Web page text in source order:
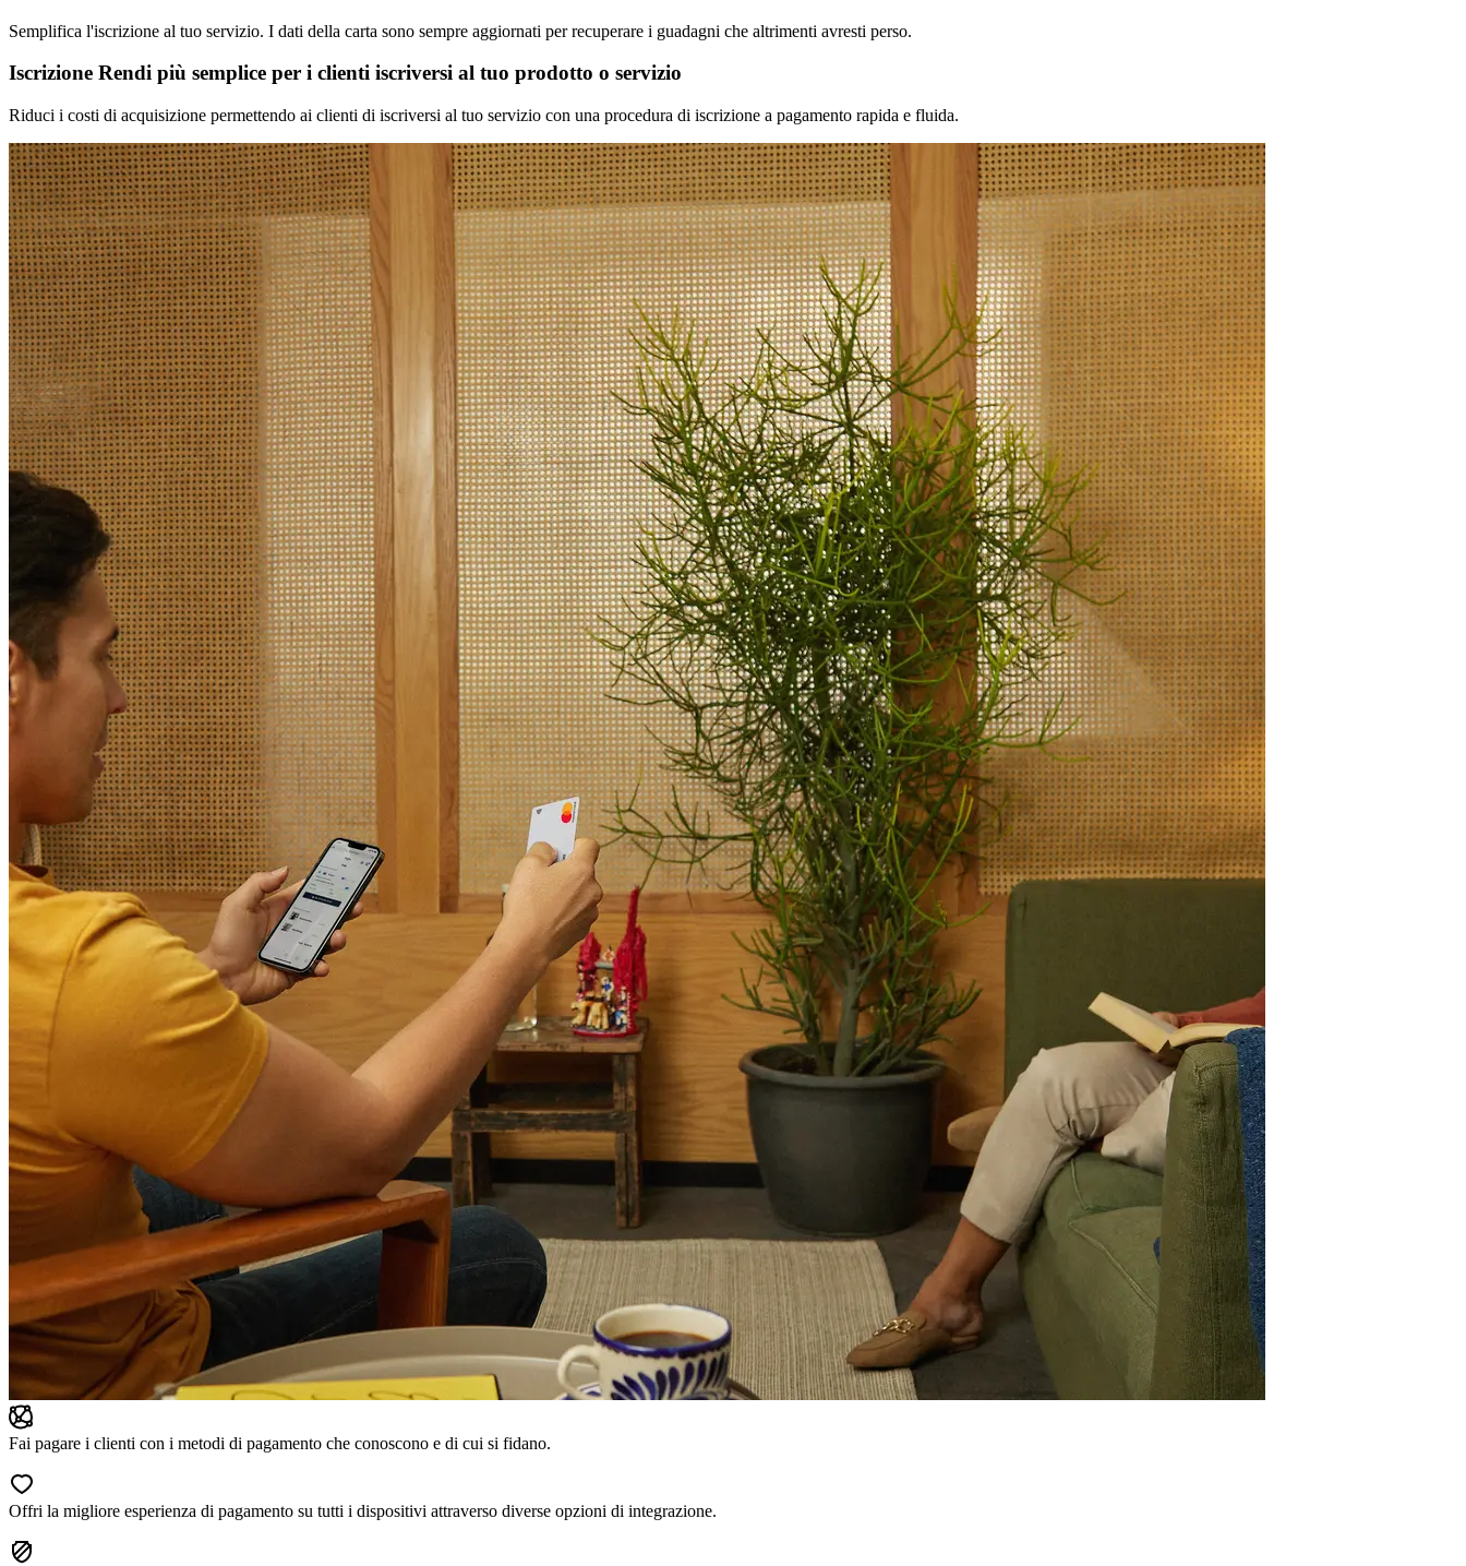
Semplifica l'iscrizione al tuo servizio. I dati della carta sono sempre aggiornati per recuperare i guadagni che altrimenti avresti perso.
Iscrizione Rendi più semplice per i clienti iscriversi al tuo prodotto o servizio
Riduci i costi di acquisizione permettendo ai clienti di iscriversi al tuo servizio con una procedura di iscrizione a pagamento rapida e fluida.
Fai pagare i clienti con i metodi di pagamento che conoscono e di cui si fidano.
Offri la migliore esperienza di pagamento su tutti i dispositivi attraverso diverse opzioni di integrazione.